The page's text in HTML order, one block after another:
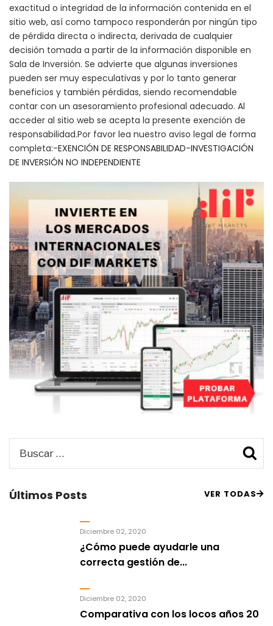
exactitud o integridad de la información contenida en el
sitio web, así como tampoco responderán por ningún tipo
de pérdida directa o indirecta, derivada de cualquier
decisión tomada a partir de la información disponible en
Sala de Inversión. Se advierte que algunas inversiones
pueden ser muy especulativas y por lo tanto generar
beneficios y también pérdidas, siendo recomendable
contar con un asesoramiento profesional adecuado. Al
acceder al sitio web se acepta la presente exención de
responsabilidad.Por favor lea nuestro aviso legal de forma
completa:-EXENCIÓN DE RESPONSABILIDAD-INVESTIGACIÓN
DE INVERSIÓN NO INDEPENDIENTE
por:
Últimos Posts VER TODAS
Diciembre 02, 2020
¿Cómo puede ayudarle una
correcta gestión de...
Diciembre 02, 2020
Comparativa con los locos años 20